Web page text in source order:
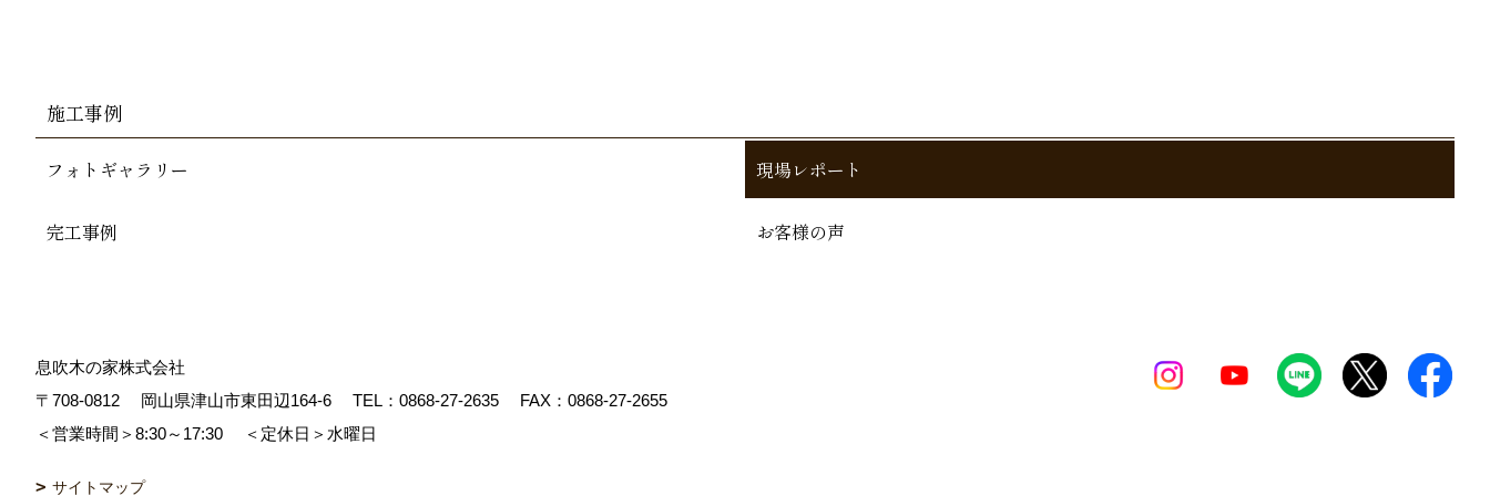
施工事例
フォトギャラリー 現場レポート
完工事例 お客様の声
息吹木の家株式会社
〒708-0812
岡山県津山市東田辺164-6 TEL： 0868-27-2635
FAX：0868-27-2655
＜営業時間＞8:30～17:30
＜定休日＞水曜日
サイトマップ